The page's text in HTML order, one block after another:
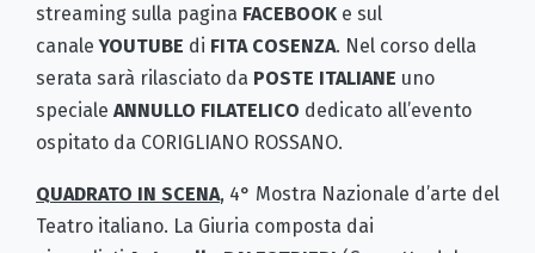
streaming sulla pagina FACEBOOK e sul
canaleYOUTUBE di FITA COSENZA. Nel corso della
serata sarà rilasciato da POSTE ITALIANE uno
speciale ANNULLO FILATELICO dedicato all’evento
ospitato da CORIGLIANO ROSSANO.
QUADRATO IN SCENA, 4° Mostra Nazionale d’arte del
Teatro italiano. La Giuria composta dai